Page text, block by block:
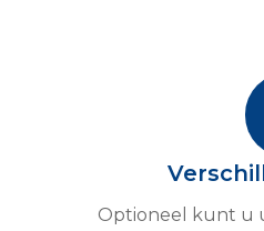
Optioneel kunt u